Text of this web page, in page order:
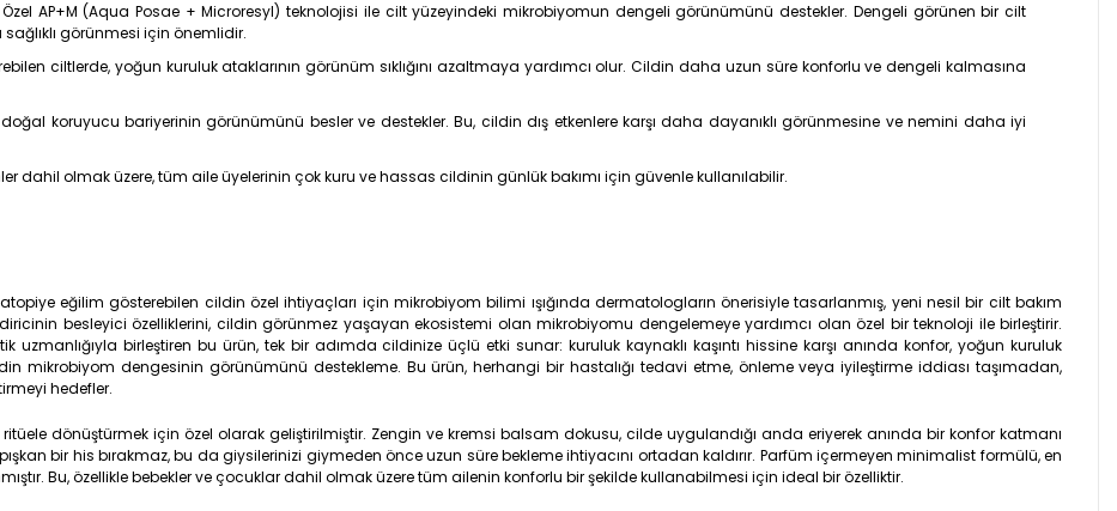
Özel AP+M (Aqua Posae + Microresyl) teknolojisi ile cilt yüzeyindeki mikrobiyomun dengeli görünümünü destekler. Dengeli görünen bir cilt
görünmesi için önemlidir.
ciltlerde, yoğun kuruluk ataklarının görünüm sıklığını azaltmaya yardımcı olur. Cildin daha uzun süre konforlu ve dengeli kalmasına
koruyucu bariyerinin görünümünü besler ve destekler. Bu, cildin dış etkenlere karşı daha dayanıklı görünmesine ve nemini daha iyi
dahil olmak üzere, tüm aile üyelerinin çok kuru ve hassas cildinin günlük bakımı için güvenle kullanılabilir.
eğilim gösterebilen cildin özel ihtiyaçları için mikrobiyom bilimi ışığında dermatologların önerisiyle tasarlanmış, yeni nesil bir cilt bakım
besleyici özelliklerini, cildin görünmez yaşayan ekosistemi olan mikrobiyomu dengelemeye yardımcı olan özel bir teknoloji ile birleştirir.
uzmanlığıyla birleştiren bu ürün, tek bir adımda cildinize üçlü etki sunar: kuruluk kaynaklı kaşıntı hissine karşı anında konfor, yoğun kuruluk
mikrobiyom dengesinin görünümünü destekleme. Bu ürün, herhangi bir hastalığı tedavi etme, önleme veya iyileştirme iddiası taşımadan,
hedefler.
dönüştürmek için özel olarak geliştirilmiştir. Zengin ve kremsi balsam dokusu, cilde uygulandığı anda eriyerek anında bir konfor katmanı
bir his bırakmaz, bu da giysilerinizi giymeden önce uzun süre bekleme ihtiyacını ortadan kaldırır. Parfüm içermeyen minimalist formülü, en
Bu, özellikle bebekler ve çocuklar dahil olmak üzere tüm ailenin konforlu bir şekilde kullanabilmesi için ideal bir özelliktir.